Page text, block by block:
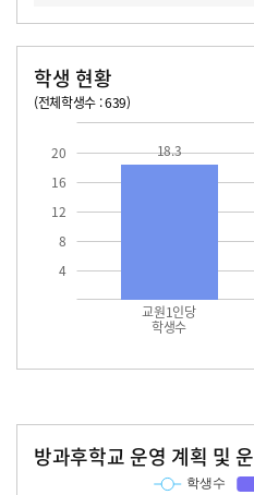
학생 현황
(전체학생수 : 639)
4
8
12
16
20
교원1인당
학생수
18.3
방과후학교 운영 계획 및